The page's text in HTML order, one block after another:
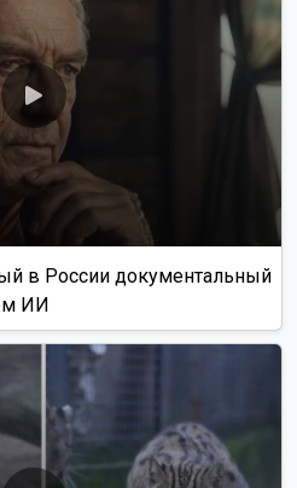
в России документальный
ИИ